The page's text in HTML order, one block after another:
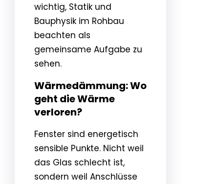
wichtig, Statik und
Bauphysik im Rohbau
beachten als
gemeinsame Aufgabe zu
sehen.
Wärmedämmung: Wo
geht die Wärme
verloren?
Fenster sind energetisch
sensible Punkte. Nicht weil
das Glas schlecht ist,
sondern weil Anschlüsse